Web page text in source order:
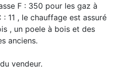
F : 350 pour les gaz à
11 , le chauffage est assuré
, un poele à bois et des
anciens.
vendeur.